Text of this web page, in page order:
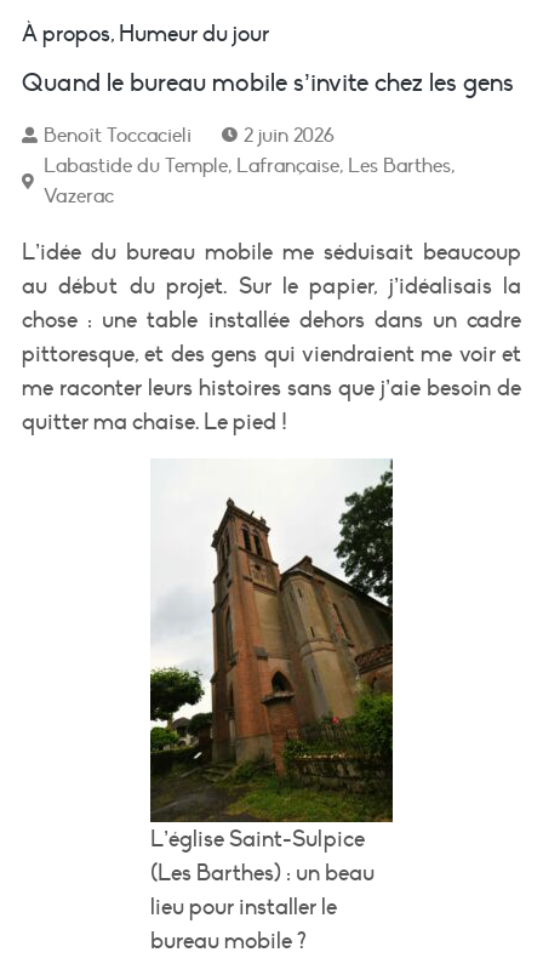
À propos, Humeur du jour
Quand le bureau mobile s’invite chez les gens
Benoît Toccacieli
2 juin 2026
Labastide du Temple, Lafrançaise, Les Barthes,
Vazerac
L’idée du bureau mobile me séduisait beaucoup
au début du projet. Sur le papier, j’idéalisais la
chose : une table installée dehors dans un cadre
pittoresque, et des gens qui viendraient me voir et
me raconter leurs histoires sans que j’aie besoin de
quitter ma chaise. Le pied !
L’église Saint-Sulpice
(Les Barthes) : un beau
lieu pour installer le
bureau mobile ?